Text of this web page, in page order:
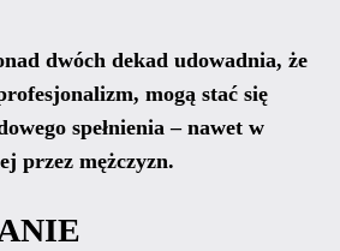
dwóch dekad udowadnia, że
mogą stać się
spełnienia – nawet w
przez mężczyzn.